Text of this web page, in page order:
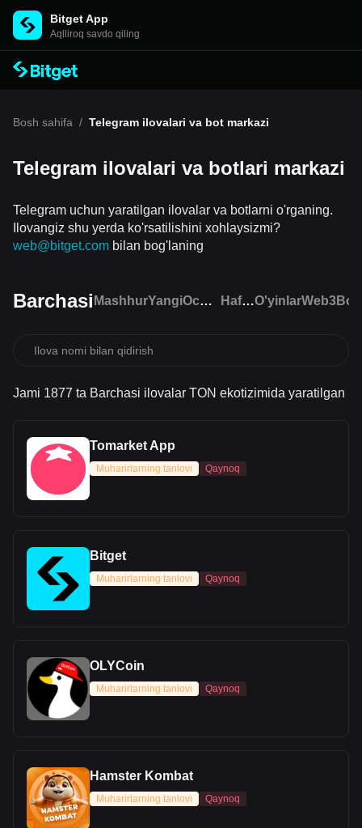
Bitget App
Aqlliroq savdo qiling
Bosh sahifa / Telegram ilovalari va bot markazi
Telegram ilovalari va botlari markazi
Telegram uchun yaratilgan ilovalar va botlarni o'rganing.
Ilovangiz shu yerda ko'rsatilishini xohlaysizmi?
web@bitget.com bilan bog'laning
Barchasi MashhurYangiOchiq
HaftaO'yinlarWeb3
Jami 1877 ta Barchasi ilovalar TON ekotizimida yaratilgan
Tomarket App
Muharirlarning tanlovi Qaynoq
Bitget
Muharirlarning tanlovi Qaynoq
OLYCoin
Muharirlarning tanlovi Qaynoq
Hamster Kombat
Muharirlarning tanlovi Qaynoq